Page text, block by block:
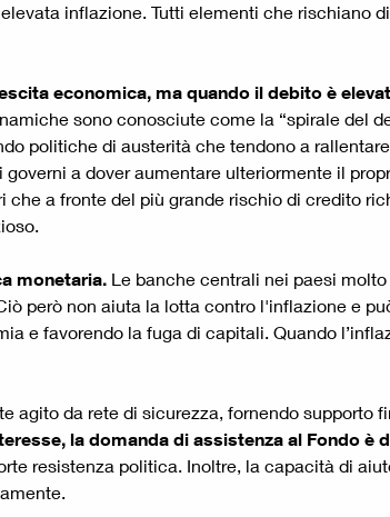
inflazione. Tutti elementi che rischiano
economica, ma quando il debito è
sono conosciute come la “spirale del
politiche di austerità che tendono a
a dover aumentare ulteriormente il
a fronte del più grande rischio di credito
monetaria. Le banche centrali nei paesi
però non aiuta la lotta contro l'inflazione e
e favorendo la fuga di capitali. Quando
agito da rete di sicurezza, fornendo
la domanda di assistenza al Fondo è
resistenza politica. Inoltre, la capacità di